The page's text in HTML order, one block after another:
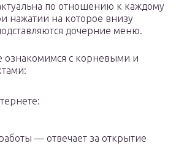
по отношению к каждому
нажатии на которое внизу
дочерние меню.
ознакомимся с корневыми и
— отвечает за открытие